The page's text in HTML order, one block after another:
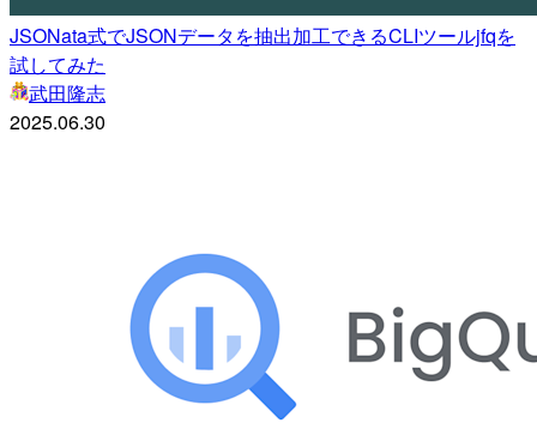
JSONata式でJSONデータを抽出加工できるCLIツールjfqを
試してみた
武田隆志
2025.06.30